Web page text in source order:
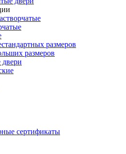
размеров
размеров
сертификаты